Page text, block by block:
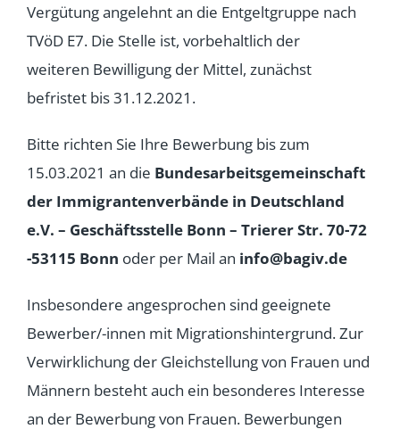
Vergütung angelehnt an die Entgeltgruppe nach
TVöD E7. Die Stelle ist, vorbehaltlich der
weiteren Bewilligung der Mittel, zunächst
befristet bis 31.12.2021.
Bitte richten Sie Ihre Bewerbung bis zum
15.03.2021 an die Bundesarbeitsgemeinschaft
der Immigrantenverbände in Deutschland
e.V. – Geschäftsstelle Bonn – Trierer Str. 70-72
-53115 Bonn oder per Mail an info@bagiv.de
Insbesondere angesprochen sind geeignete
Bewerber/-innen mit Migrationshintergrund. Zur
Verwirklichung der Gleichstellung von Frauen und
Männern besteht auch ein besonderes Interesse
an der Bewerbung von Frauen. Bewerbungen